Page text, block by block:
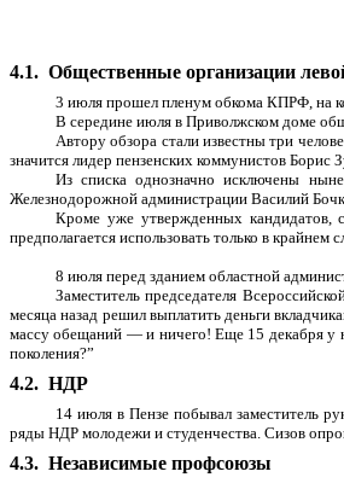
4.1. Общественные организации
3 июля прошел пленум обкома КПРФ, на
В середине июля в Приволжском доме
Автору обзора стали известны три
значится лидер пензенских коммунистов Борис
Из списка однозначно исключены
Железнодорожной администрации Василий
Кроме уже утвержденных кандидатов,
предполагается использовать только в
8 июля перед зданием областной
Заместитель председателя
месяца назад решил выплатить деньги
массу обещаний — и ничего! Еще 15 декабря у
поколения?”
4.2. НДР
14 июля в Пензе побывал заместитель
ряды НДР молодежи и студенчества. Сизов
4.3. Независимые профсоюзы